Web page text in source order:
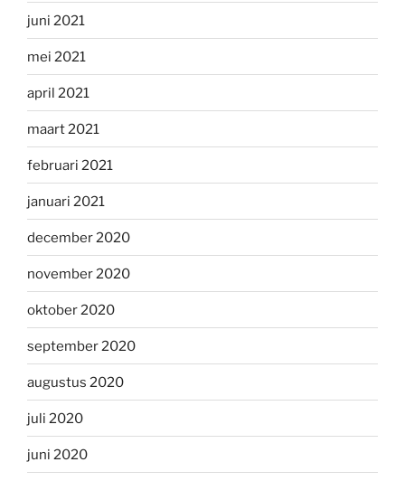
juni 2021
mei 2021
april 2021
maart 2021
februari 2021
januari 2021
december 2020
november 2020
oktober 2020
september 2020
augustus 2020
juli 2020
juni 2020